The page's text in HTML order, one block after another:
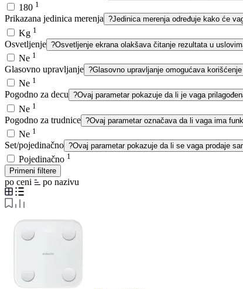
180 1
Prikazana jedinica merenja ?Jedinica merenja određuje kako će
Kg 1
Osvetljenje ?Osvetljenje ekrana olakšava čitanje rezultata u
Ne 1
Glasovno upravljanje ?Glasovno upravljanje omogućava
Ne 1
Pogodno za decu ?Ovaj parametar pokazuje da li je vaga
Ne 1
Pogodno za trudnice ?Ovaj parametar označava da li vaga ima
Ne 1
Set/pojedinačno ?Ovaj parametar pokazuje da li se vaga prodaje
Pojedinačno 1
Primeni filtere
po ceni po nazivu